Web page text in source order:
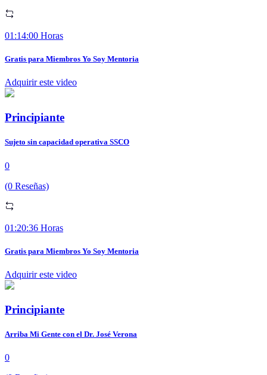
01:14:00 Horas
Gratis para Miembros Yo Soy Mentoria
Adquirir este video
Principiante
Sujeto sin capacidad operativa SSCO
0
(0 Reseñas)
01:20:36 Horas
Gratis para Miembros Yo Soy Mentoria
Adquirir este video
Principiante
Arriba Mi Gente con el Dr. José Verona
0